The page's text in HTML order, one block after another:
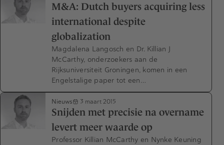
M&A: Dutch buyers acquiring less
international despite
globalization
Magdalena Langosch en Dr. Killian J
McCarthy, onderzoekers aan de
Rijksuniversiteit Groningen, komen in een
Engelstalige paper tot een…
Nieuws 3 maart 2015
Snijden met precisie na overname
levert meer waarde op
Professor Killian McCarthy en Nynke Keuning